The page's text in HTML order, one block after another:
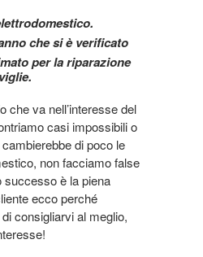
che si è verificato
per la riparazione
che va nell’interesse del
casi impossibili o
di poco le
non facciamo false
è la piena
ecco perché
consigliarvi al meglio,